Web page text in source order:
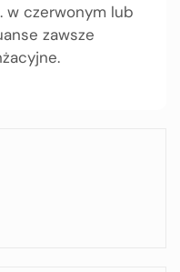
w czerwonym lub
zawsze